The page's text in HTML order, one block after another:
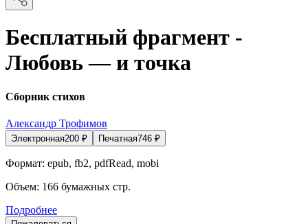
Бесплатный фрагмент -
Любовь — и точка
Сборник стихов
Александр Трофимов
Электронная200 ₽ Печатная746 ₽
Формат: epub, fb2, pdfRead, mobi
Объем: 166 бумажных стр.
Подробнее